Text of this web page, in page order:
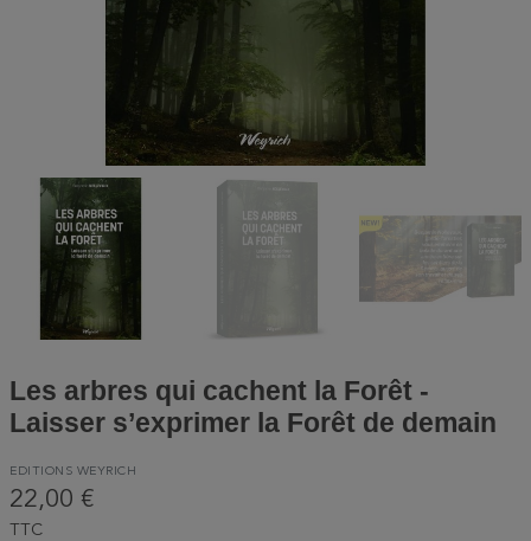
Les arbres qui cachent la Forêt -
Laisser s’exprimer la Forêt de demain
EDITIONS WEYRICH
22,00 €
TTC